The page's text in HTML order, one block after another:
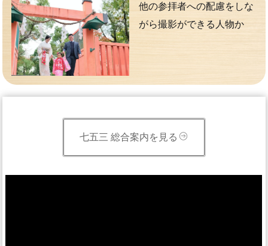
他の参拝者への配慮をしな
がら撮影ができる人物か
七五三 総合案内を見る